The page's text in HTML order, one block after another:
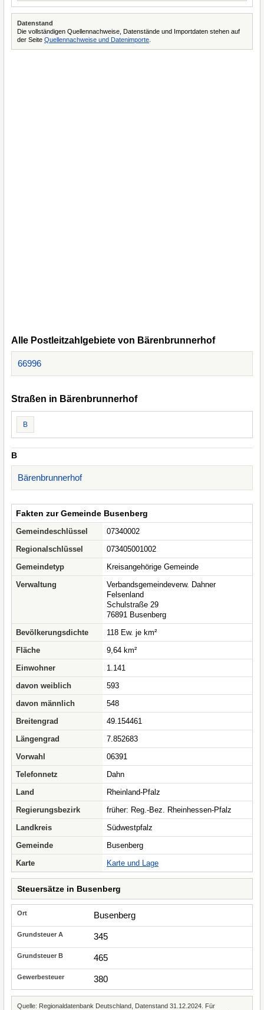
Datenstand
Die vollständigen Quellennachweise, Datenstände und Importdaten stehen auf
der Seite Quellennachweise und Datenimporte
Alle Postleitzahlgebiete von Bärenbrunnerhof
66996
Straßen in Bärenbrunnerhof
B
B
Bärenbrunnerhof
Fakten zur Gemeinde Busenberg
Gemeindeschlüssel
07340002
Regionalschlüssel
073405001002
Gemeindetyp
Kreisangehörige Gemeinde
Verwaltung
Verbandsgemeindeverw. Dahner
Felsenland
Schulstraße 29
76891 Busenberg
Bevölkerungsdichte
118 Ew. je km²
Fläche
9,64 km²
Einwohner
1.141
davon weiblich
593
davon männlich
548
Breitengrad
49.154461
Längengrad
7.852683
Vorwahl
06391
Telefonnetz
Dahn
Land
Rheinland-Pfalz
Regierungsbezirk
früher: Reg.-Bez. Rheinhessen-Pfalz
Landkreis
Südwestpfalz
Gemeinde
Busenberg
Karte
Karte und Lage
Steuersätze in Busenberg
Busenberg
345
465
380
Quelle: Regionaldatenbank Deutschland, Datenstand 31.12.2024. Für